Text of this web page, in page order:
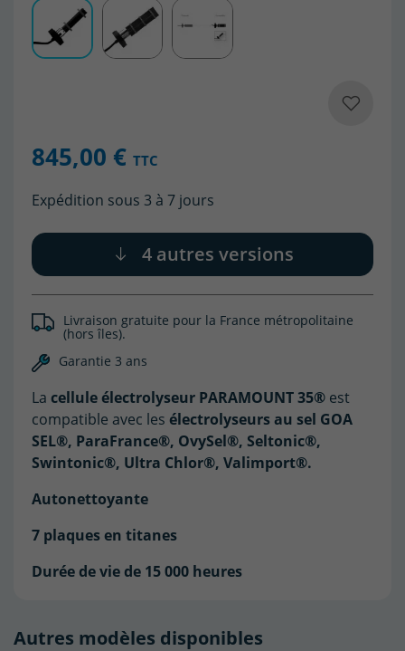
845,00 € TTC
Expédition sous 3 à 7 jours
4 autres versions
Livraison gratuite pour la France métropolitaine
(hors îles).
Garantie 3 ans
La cellule électrolyseur PARAMOUNT 35® est
compatible avec les électrolyseurs au sel GOA
SEL®, ParaFrance®, OvySel®, Seltonic®,
Swintonic®, Ultra Chlor®, Valimport®.
Autonettoyante
7 plaques en titanes
Durée de vie de 15 000 heures
Autres modèles disponibles